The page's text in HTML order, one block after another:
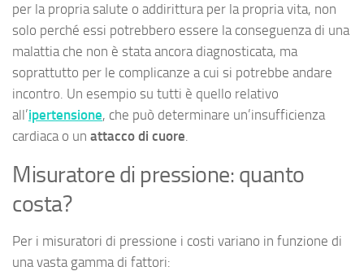
per la propria salute o addirittura per la propria vita, non
solo perché essi potrebbero essere la conseguenza di una
malattia che non è stata ancora diagnosticata, ma
soprattutto per le complicanze a cui si potrebbe andare
incontro. Un esempio su tutti è quello relativo
all’ipertensione, che può determinare un’insufficienza
cardiaca o un attacco di cuore.
Misuratore di pressione: quanto
costa?
Per i misuratori di pressione i costi variano in funzione di
una vasta gamma di fattori: